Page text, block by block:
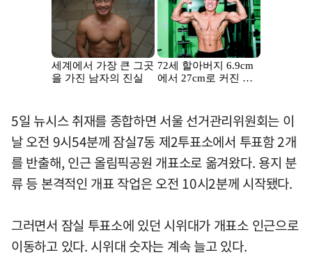
5일 뉴시스 취재를 종합하면 서울 선거관리위원회는 이
날 오전 9시54분께 잠실7동 제2투표소에서 투표함 2개
를 반출해, 인근 올림픽공원 개표소로 옮겨왔다. 용지 분
류 등 본격적인 개표 작업은 오전 10시2분께 시작됐다.
그러면서 잠실 투표소에 있던 시위대가 개표소 인근으로
이동하고 있다. 시위대 숫자는 계속 늘고 있다.